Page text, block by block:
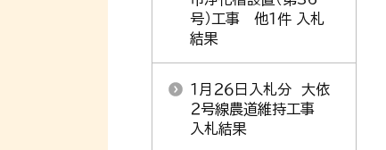
号）工事 他１件 入札
結果
１月２６日入札分 大依
２号線農道維持工事
入札結果